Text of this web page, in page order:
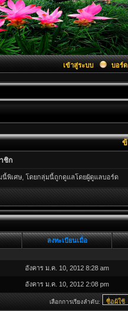
เข้าสู่ระบบ บอร์ด
ชิก
นี้พิเศษ, โดยกลุ่มนี้ถูกดูแลโดยผู้ดูแลบอร์ด
ลงทะเบียนเมื่อ
อังคาร ม.ค. 10, 2012 8:28 am
อังคาร ม.ค. 10, 2012 2:08 pm
เลือกการเรียงลำดับ: